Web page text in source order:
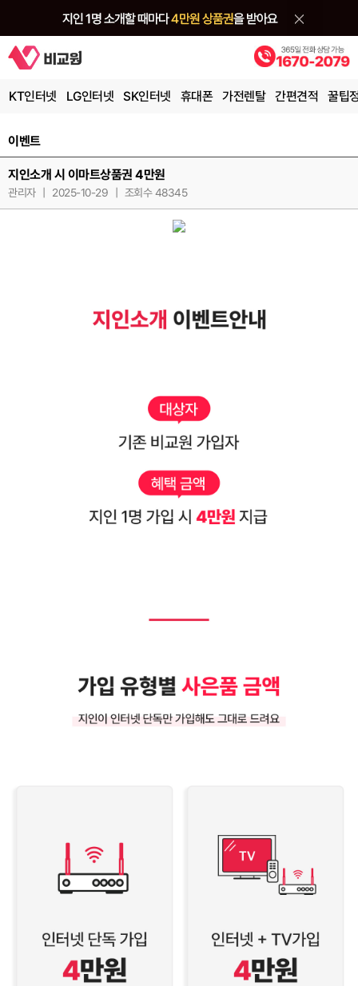
KT인터넷 LG인터넷 SK인터넷 휴대폰 가전렌탈 간편견적 꿀팁
이벤트
지인소개 시 이마트상품권 4만원
관리자 2025-10-29 조회수 48345